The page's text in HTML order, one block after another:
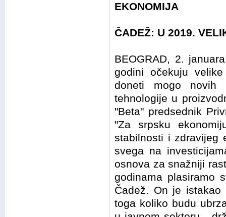
EKONOMIJA
ČADEŽ: U 2019.
BEOGRAD, 2.
godini očekuju
doneti mogo novih
tehnologije u
"Beta" predsednik
"Za srpsku
stabilnosti i zdravijeg
svega na
osnova za snažniji
godinama plasiramo
Čadež. On je
toga koliko budu